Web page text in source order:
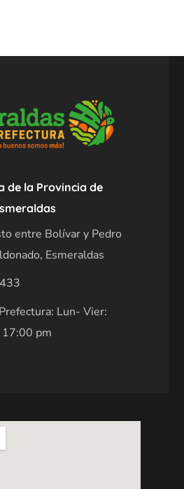
de la Provincia de
entre Bolívar y Pedro
Esmeraldas
Lun- Vier:
pm